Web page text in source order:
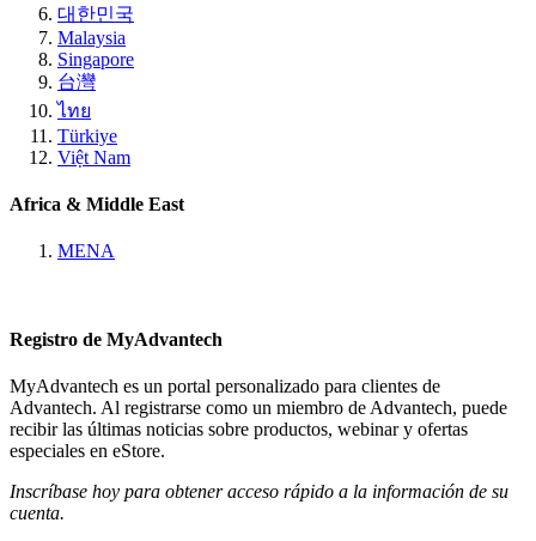
대한민국
Malaysia
Singapore
台灣
ไทย
Türkiye
Việt Nam
Africa & Middle East
MENA
Registro de MyAdvantech
MyAdvantech es un portal personalizado para clientes de
Advantech. Al registrarse como un miembro de Advantech, puede
recibir las últimas noticias sobre productos, webinar y ofertas
especiales en eStore.
Inscríbase hoy para obtener acceso rápido a la información de su
cuenta.